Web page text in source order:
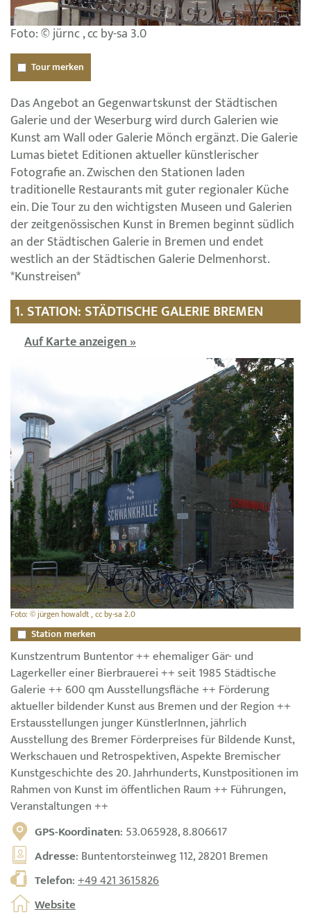
Foto: © jürnc , cc by-sa 3.0
Tour merken
Das Angebot an Gegenwartskunst der Städtischen
Galerie und der Weserburg wird durch Galerien wie
Kunst am Wall oder Galerie Mönch ergänzt. Die Galerie
Lumas bietet Editionen aktueller künstlerischer
Fotografie an. Zwischen den Stationen laden
traditionelle Restaurants mit guter regionaler Küche
ein. Die Tour zu den wichtigsten Museen und Galerien
der zeitgenössischen Kunst in Bremen beginnt südlich
an der Städtischen Galerie in Bremen und endet
westlich an der Städtischen Galerie Delmenhorst.
*Kunstreisen*
1. STATION: STÄDTISCHE GALERIE BREMEN
Auf Karte anzeigen »
Foto: © jürgen howaldt , cc by-sa 2.0
Station merken
Kunstzentrum Buntentor ++ ehemaliger Gär- und
Lagerkeller einer Bierbrauerei ++ seit 1985 Städtische
Galerie ++ 600 qm Ausstellungsfläche ++ Förderung
aktueller bildender Kunst aus Bremen und der Region ++
Erstausstellungen junger KünstlerInnen, jährlich
Ausstellung des Bremer Förderpreises für Bildende Kunst,
Werkschauen und Retrospektiven, Aspekte Bremischer
Kunstgeschichte des 20. Jahrhunderts, Kunstpositionen im
Rahmen von Kunst im öffentlichen Raum ++ Führungen,
Veranstaltungen ++
GPS-Koordinaten: 53.065928, 8.806617
Adresse: Buntentorsteinweg 112, 28201 Bremen
Telefon:+49 421 3615826
Website